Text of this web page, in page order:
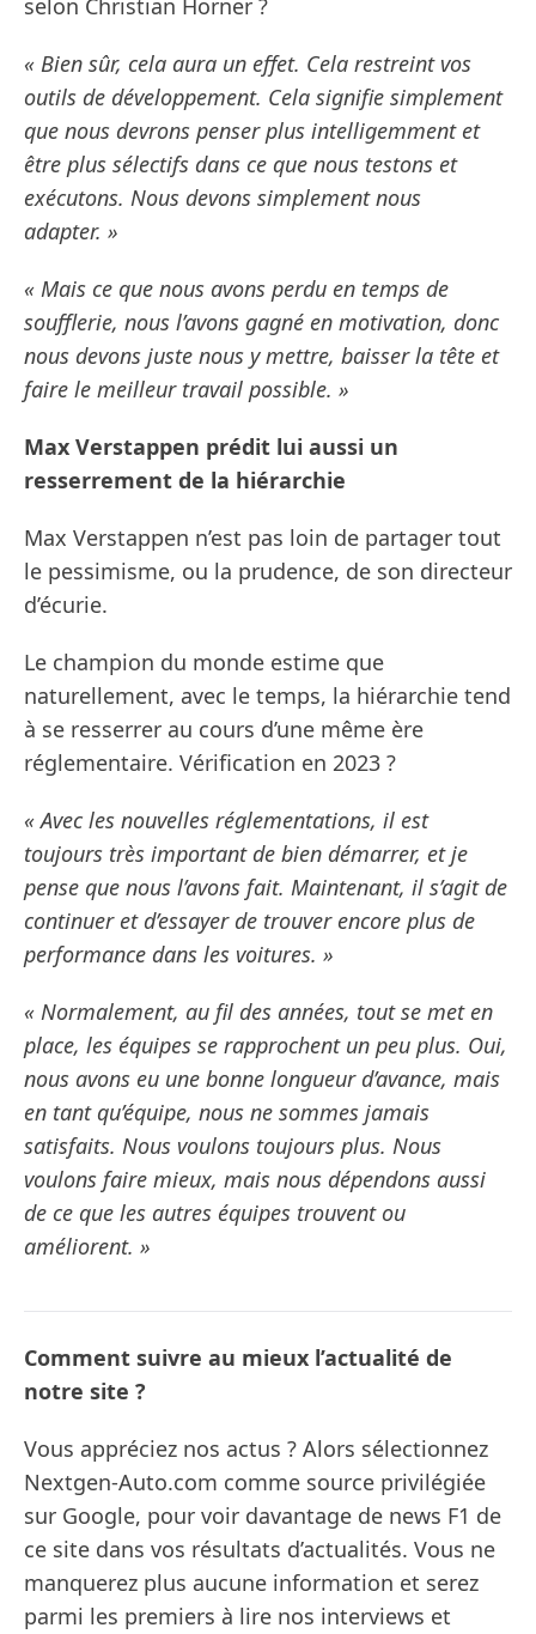
selon Christian Horner ?
« Bien sûr, cela aura un effet. Cela restreint vos
outils de développement. Cela signifie simplement
que nous devrons penser plus intelligemment et
être plus sélectifs dans ce que nous testons et
exécutons. Nous devons simplement nous
adapter. »
« Mais ce que nous avons perdu en temps de
soufflerie, nous l’avons gagné en motivation, donc
nous devons juste nous y mettre, baisser la tête et
faire le meilleur travail possible. »
Max Verstappen prédit lui aussi un
resserrement de la hiérarchie
Max Verstappen n’est pas loin de partager tout
le pessimisme, ou la prudence, de son directeur
d’écurie.
Le champion du monde estime que
naturellement, avec le temps, la hiérarchie tend
à se resserrer au cours d’une même ère
réglementaire. Vérification en 2023 ?
« Avec les nouvelles réglementations, il est
toujours très important de bien démarrer, et je
pense que nous l’avons fait. Maintenant, il s’agit de
continuer et d’essayer de trouver encore plus de
performance dans les voitures. »
« Normalement, au fil des années, tout se met en
place, les équipes se rapprochent un peu plus. Oui,
nous avons eu une bonne longueur d’avance, mais
en tant qu’équipe, nous ne sommes jamais
satisfaits. Nous voulons toujours plus. Nous
voulons faire mieux, mais nous dépendons aussi
de ce que les autres équipes trouvent ou
améliorent. »
Comment suivre au mieux l’actualité de
notre site ?
Vous appréciez nos actus ? Alors sélectionnez
Nextgen-Auto.com comme source privilégiée
sur Google, pour voir davantage de news F1 de
ce site dans vos résultats d’actualités. Vous ne
manquerez plus aucune information et serez
parmi les premiers à lire nos interviews et